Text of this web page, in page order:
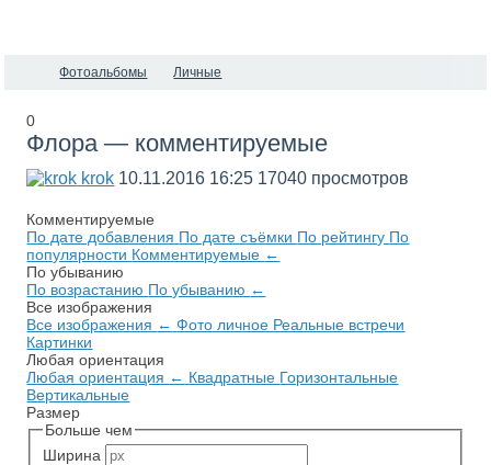
Фотоальбомы Личные
0
Флора — комментируемые
krok 10.11.2016 16:25 17040 просмотров
Комментируемые
По дате добавления По дате съёмки По рейтингу По
популярности Комментируемые ←
По убыванию
По возрастанию По убыванию ←
Все изображения
Все изображения ← Фото личное Реальные встречи
Картинки
Любая ориентация
Любая ориентация ← Квадратные Горизонтальные
Вертикальные
Размер
Больше чем
Ширина